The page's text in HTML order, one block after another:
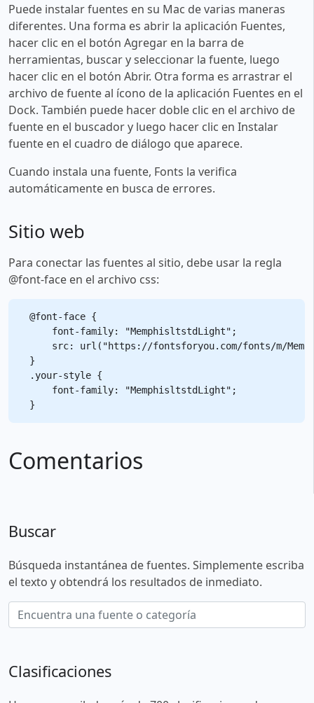
Puede instalar fuentes en su Mac de varias maneras
diferentes. Una forma es abrir la aplicación Fuentes,
hacer clic en el botón Agregar en la barra de
herramientas, buscar y seleccionar la fuente, luego
hacer clic en el botón Abrir. Otra forma es arrastrar el
archivo de fuente al ícono de la aplicación Fuentes en el
Dock. También puede hacer doble clic en el archivo de
fuente en el buscador y luego hacer clic en Instalar
fuente en el cuadro de diálogo que aparece.
Cuando instala una fuente, Fonts la verifica
automáticamente en busca de errores.
Sitio web
Para conectar las fuentes al sitio, debe usar la regla
@font-face en el archivo css:
@font-face {
    font-family: "MemphisltstdLight";
src: url("https://fontsforyou.com/fonts/m/
}
.your-style {
    font-family: "MemphisltstdLight";
Comentarios
Buscar
Búsqueda instantánea de fuentes. Simplemente escriba
el texto y obtendrá los resultados de inmediato.
Clasificaciones